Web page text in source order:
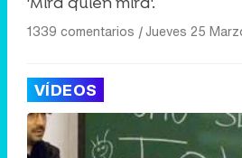
1339 comentarios |Jueves 25
VÍDEOS